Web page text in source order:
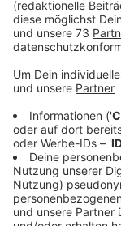
Veröffentlicht:
"Likörchen"
Familie
Anzeige